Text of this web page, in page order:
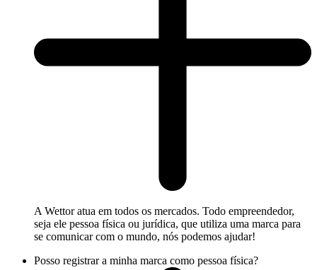
A Wettor atua em todos os mercados. Todo empreendedor,
seja ele pessoa física ou jurídica, que utiliza uma marca para
se comunicar com o mundo, nós podemos ajudar!
Posso registrar a minha marca como pessoa física?